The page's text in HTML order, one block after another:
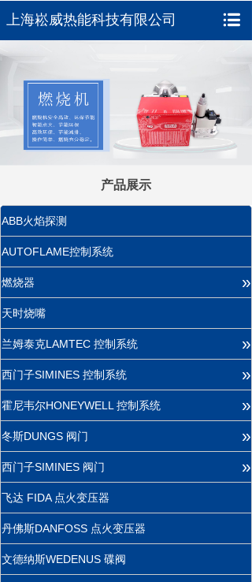
产品展示
ABB火焰探测
AUTOFLAME控制系统
燃烧器 »
天时烧嘴
兰姆泰克LAMTEC 控制系统 »
西门子SIMINES 控制系统 »
霍尼韦尔HONEYWELL 控制系统 »
冬斯DUNGS 阀门 »
西门子SIMINES 阀门 »
飞达 FIDA 点火变压器
丹佛斯DANFOSS 点火变压器
文德纳斯WEDENUS 碟阀
上海崧威热能科技有限公司